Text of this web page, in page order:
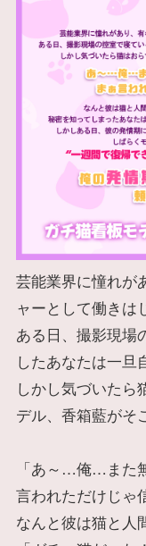
芸能業界に憧れが
ャーとして働きは
ある日、撮影現場
したあなたは一旦
しかし気づいたら
デル、香箱藍が
「あ～…俺…また
言われただけじゃ
なんと彼は猫と人